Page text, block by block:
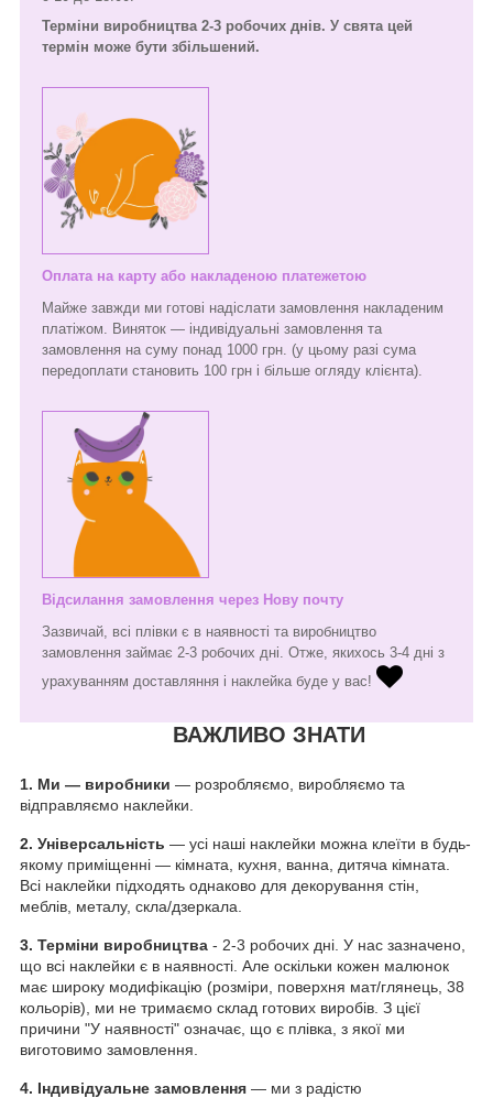
Терміни виробництва 2-3 робочих днів. У свята цей
термін може бути збільшений.
Оплата на карту або накладеною платежетою
Майже завжди ми готові надіслати замовлення накладеним
платіжом. Виняток — індивідуальні замовлення та
замовлення на суму понад 1000 грн. (у цьому разі сума
передоплати становить 100 грн і більше огляду клієнта).
Відсилання замовлення через Нову почту
Зазвичай, всі плівки є в наявності та виробництво
замовлення займає 2-3 робочих дні. Отже, якихось 3-4 дні з
урахуванням доставляння і наклейка буде у вас!
ВАЖЛИВО ЗНАТИ
1. Ми — виробники — розробляємо, виробляємо та
відправляємо наклейки.
2. Універсальність — усі наші наклейки можна клеїти в будь-
якому приміщенні — кімната, кухня, ванна, дитяча кімната.
Всі наклейки підходять однаково для декорування стін,
меблів, металу, скла/дзеркала.
3. Терміни виробництва - 2-3 робочих дні. У нас зазначено,
що всі наклейки є в наявності. Але оскільки кожен малюнок
має широку модифікацію (розміри, поверхня мат/глянець, 38
кольорів), ми не тримаємо склад готових виробів. З цієї
причини "У наявності" означає, що є плівка, з якої ми
виготовимо замовлення.
4. Індивідуальне замовлення — ми з радістю